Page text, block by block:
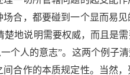
合，都要碰到一个显而易
地说明需要权威，而且是
个人的意志”。这两个例子
合作的本质规定性。当然